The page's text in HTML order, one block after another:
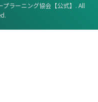
ラーニング協会【公式】. All